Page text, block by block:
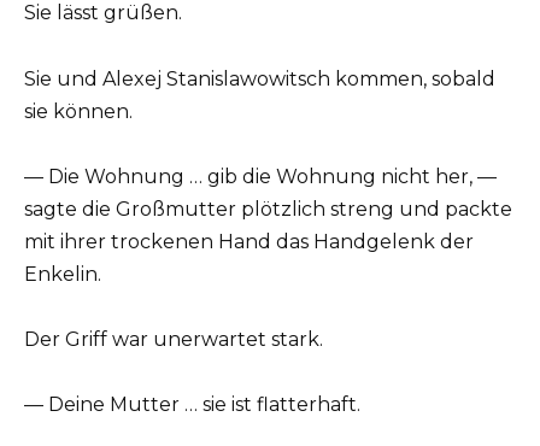
Sie lässt grüßen.
Sie und Alexej Stanislawowitsch kommen, sobald
sie können.
— Die Wohnung … gib die Wohnung nicht her, —
sagte die Großmutter plötzlich streng und packte
mit ihrer trockenen Hand das Handgelenk der
Enkelin.
Der Griff war unerwartet stark.
— Deine Mutter … sie ist flatterhaft.